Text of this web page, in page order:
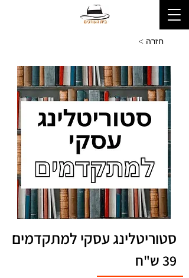
< חזרה
סטוריטלינג עסקי למתקדמים
39 ש"ח